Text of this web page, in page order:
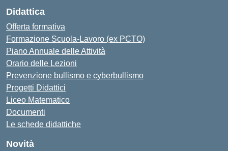
Didattica
Offerta formativa
Formazione Scuola-Lavoro (ex PCTO)
Piano Annuale delle Attività
Orario delle Lezioni
Prevenzione bullismo e cyberbullismo
Progetti Didattici
Liceo Matematico
Documenti
Le schede didattiche
Novità